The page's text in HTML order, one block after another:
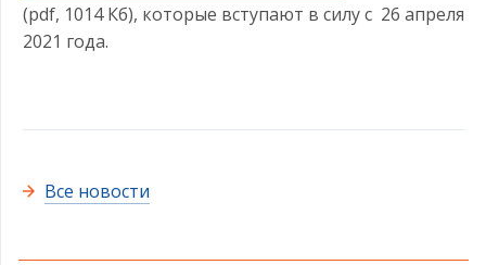
(pdf, 1014 Кб), которые вступают в силу с 26 апреля
2021 года.
Все новости